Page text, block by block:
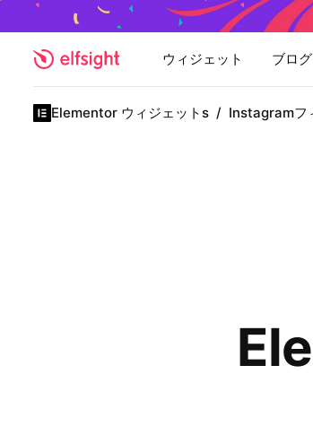
ウィジェット ブログ
Elementor ウィジェットs / Instagramフ